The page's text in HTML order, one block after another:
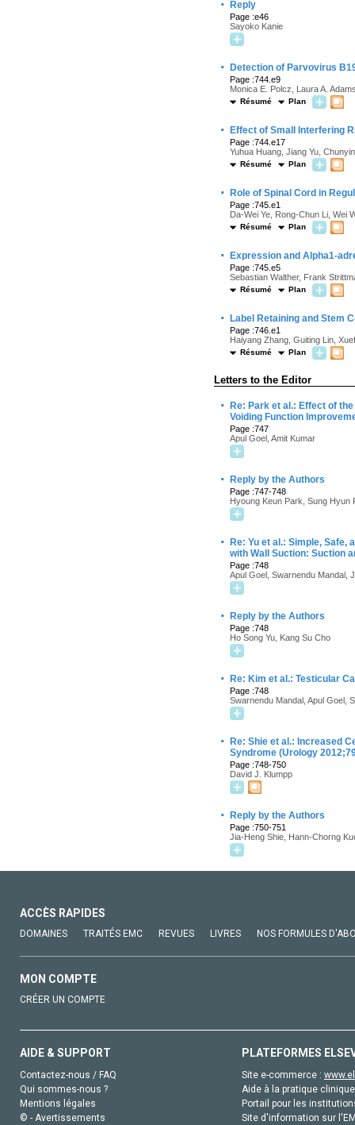
· Reply
Page :e46
Sayoko Kanie
· Detection of Parvovirus
Page :744.e9
Monica E. Polcz, Laura A.
Résumé Plan
· Effect of Small Interfering
Page :744.e17
Yuhua Huang, Jiang Yu,
Résumé Plan
· Role of Spinal Cord in
Page :745.e1
Da-Wei Ye, Rong-Chun Li, Wei
Résumé Plan
· Expression and Alpha1-
Page :745.e5
Sebastian Walther, Frank
Résumé Plan
· Label Retaining and Stem
Page :746.e1
Haiyang Zhang, Guiting Lin,
Résumé Plan
Letters to the Editor
·
Re: Park et al.: Effect of
Voiding Function
Page :747
Apul Goel, Amit Kumar
· Reply by the Authors
Page :747-748
Hyoung Keun Park, Sung Hyun
·
Re: Yu et al.: Simple,
with Wall Suction: Suction
Page :748
Apul Goel, Swarnendu Mandal,
· Reply by the Authors
Page :748
Ho Song Yu, Kang Su Cho
· Re: Kim et al.: Testicular
Page :748
Swarnendu Mandal, Apul Goel,
·
Re: Shie et al.: Increased
Syndrome (Urology
Page :748-750
David J. Klumpp
· Reply by the Authors
Page :750-751
Jia-Heng Shie, Hann-Chorng
ACCÈS RAPIDES
DOMAINES TRAITÉS EMC REVUES LIVRES NOS FORMULES
MON COMPTE
CRÉER UN COMPTE
AIDE & SUPPORT
Contactez-nous / FAQ
Qui sommes-nous ?
Mentions légales
© - Avertissements
PLATEFORMES
Site e-commerce :
Aide à la pratique
Portail pour les
Site d'information sur